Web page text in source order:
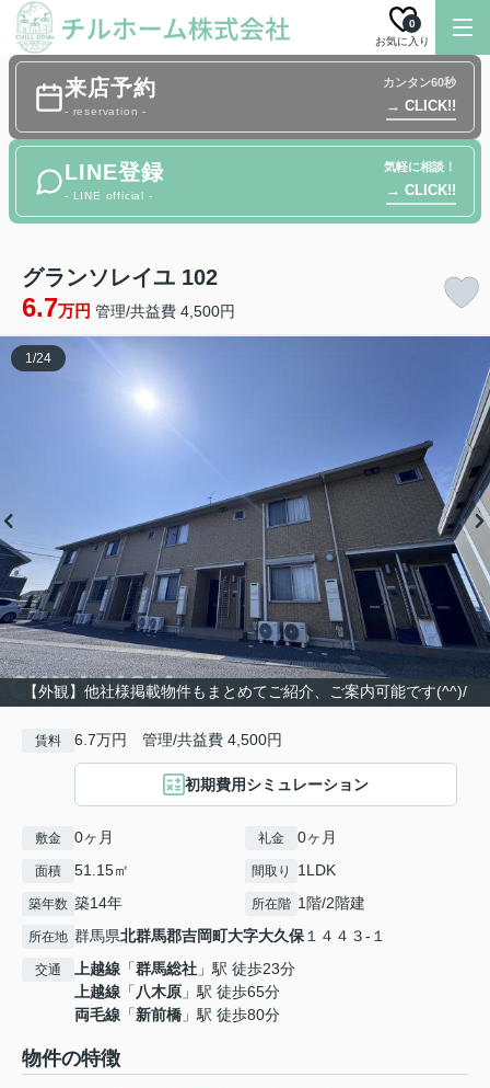
お気に入り
0
来店予約
- reservation -
カンタン60秒
→ CLICK!!
LINE登録
- LINE official -
気軽に相談！
→ CLICK!!
グランソレイユ 102
6.7万円 管理/共益費 4,500円
【外観】他社様掲載物件もまとめてご紹介、ご案内可能です(^^)/
1/24
賃料 6.7万円 管理/共益費 4,500円
初期費用シミュレーション
敷金 0ヶ月 礼金 0ヶ月
面積 51.15㎡ 間取り 1LDK
築年数 築14年 所在階 1階/2階建
所在地 群馬県北群馬郡吉岡町大字大久保１４４３-１
交通 上越線 「群馬総社 」駅 徒歩23分
上越線 「八木原 」駅 徒歩65分
両毛線 「新前橋 」駅 徒歩80分
物件の特徴